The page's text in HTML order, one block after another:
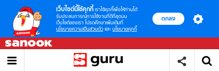
เว็บไซต์นี้ใช้คุกกี้ เราใช้คุกกี้เพื่อให้ท่านได้
รับประสบการณ์การใช้งานที่ดีที่สุดบน
เว็บไซต์ของเรา โปรดศึกษาเพิ่มเติมที่
นโยบายความเป็นส่วนตัว และ นโยบายคุกกี้
ตกลง